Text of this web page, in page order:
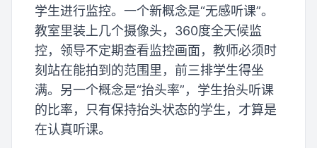
学生进行监控。一个新概念是“无感听课”。
教室里装上几个摄像头，360度全天候监
控，领导不定期查看监控画面，教师必须时
刻站在能拍到的范围里，前三排学生得坐
满。另一个概念是“抬头率”，学生抬头听课
的比率，只有保持抬头状态的学生，才算是
在认真听课。